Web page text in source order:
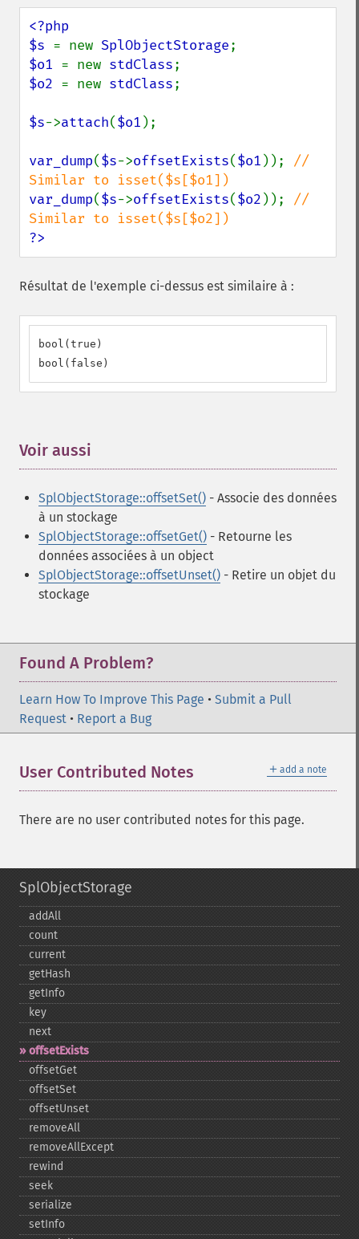
<?php
$s = new SplObjectStorage
$o1 = new stdClass
$o2 = new stdClass;
$s->attach($o1 );
var_dump($s->offsetExists($o1 )); //
var_dump($s->offsetExists($o2 )); //
?>
Résultat de l'exemple ci-dessus est similaire à :
bool(true)
bool(false)
Voir aussi
SplObjectStorage::offsetSet() - Associe des données
à un stockage
SplObjectStorage::offsetGet() - Retourne les
données associées à un object
SplObjectStorage::offsetUnset() - Retire un objet du
stockage
Found A Problem?
Learn How To Improve This Page • Submit a Pull
Request • Report a Bug
＋ add a note
User Contributed Notes
There are no user contributed notes for this page.
SplObjectStorage
addAll
count
current
getHash
getInfo
key
next
offsetExists
offsetGet
offsetSet
offsetUnset
removeAll
removeAllExcept
rewind
seek
serialize
setInfo